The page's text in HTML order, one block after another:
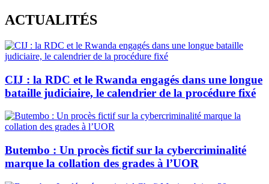
Skip
to
content
ACTUALITÉS
CIJ : la RDC et le Rwanda engagés dans une longue
bataille judiciaire, le calendrier de la procédure fixé
Butembo : Un procès fictif sur la cybercriminalité
marque la collation des grades à l’UOR